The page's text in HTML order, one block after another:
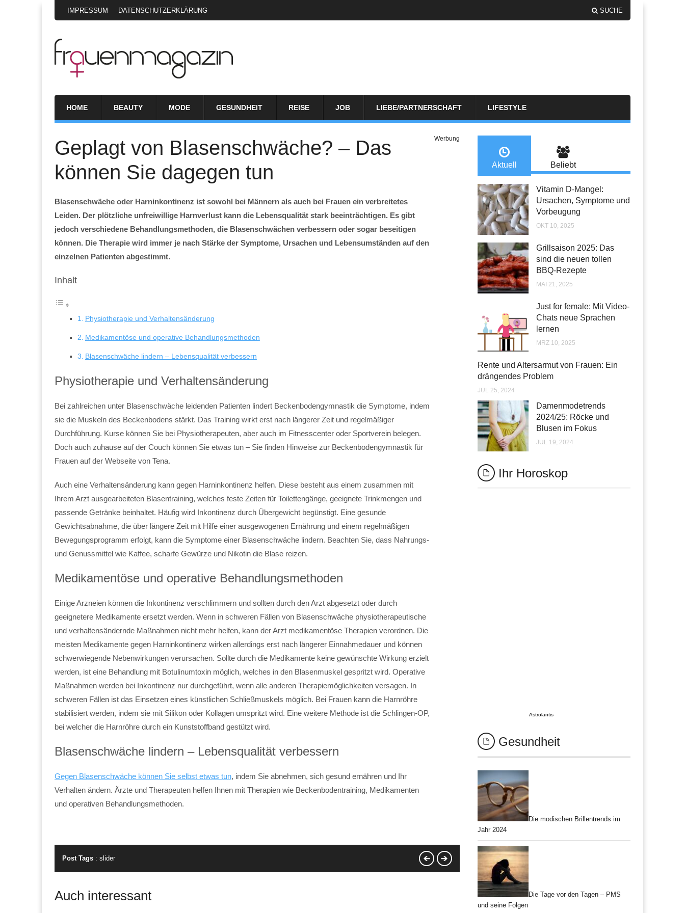
IMPRESSUM DATENSCHUTZERKLÄRUNG SUCHE
HOME BEAUTY MODE GESUNDHEIT REISE JOB LIEBE/PARTNERSCHAFT LIFESTYLE
Geplagt von Blasenschwäche? – Das
können Sie dagegen tun
Werbung
Blasenschwäche oder Harninkontinenz ist sowohl bei Männern als auch bei Frauen ein verbreitetes
Leiden. Der plötzliche unfreiwillige Harnverlust kann die Lebensqualität stark beeinträchtigen. Es gibt
jedoch verschiedene Behandlungsmethoden, die Blasenschwächen verbessern oder sogar beseitigen
können. Die Therapie wird immer je nach Stärke der Symptome, Ursachen und Lebensumständen auf den
einzelnen Patienten abgestimmt.
Inhalt
Physiotherapie und Verhaltensänderung
Medikamentöse und operative Behandlungsmethoden
Blasenschwäche lindern – Lebensqualität verbessern
Physiotherapie und Verhaltensänderung
Bei zahlreichen unter Blasenschwäche leidenden Patienten lindert Beckenbodengymnastik die Symptome, indem
sie die Muskeln des Beckenbodens stärkt. Das Training wirkt erst nach längerer Zeit und regelmäßiger
Durchführung. Kurse können Sie bei Physiotherapeuten, aber auch im Fitnesscenter oder Sportverein belegen.
Doch auch zuhause auf der Couch können Sie etwas tun – Sie finden Hinweise zur Beckenbodengymnastik für
Frauen auf der Webseite von Tena.
Auch eine Verhaltensänderung kann gegen Harninkontinenz helfen. Diese besteht aus einem zusammen mit
Ihrem Arzt ausgearbeiteten Blasentraining, welches feste Zeiten für Toilettengänge, geeignete Trinkmengen und
passende Getränke beinhaltet. Häufig wird Inkontinenz durch Übergewicht begünstigt. Eine gesunde
Gewichtsabnahme, die über längere Zeit mit Hilfe einer ausgewogenen Ernährung und einem regelmäßigen
Bewegungsprogramm erfolgt, kann die Symptome einer Blasenschwäche lindern. Beachten Sie, dass Nahrungs-
und Genussmittel wie Kaffee, scharfe Gewürze und Nikotin die Blase reizen.
Medikamentöse und operative Behandlungsmethoden
Einige Arzneien können die Inkontinenz verschlimmern und sollten durch den Arzt abgesetzt oder durch
geeignetere Medikamente ersetzt werden. Wenn in schweren Fällen von Blasenschwäche physiotherapeutische
und verhaltensändernde Maßnahmen nicht mehr helfen, kann der Arzt medikamentöse Therapien verordnen. Die
meisten Medikamente gegen Harninkontinenz wirken allerdings erst nach längerer Einnahmedauer und können
schwerwiegende Nebenwirkungen verursachen. Sollte durch die Medikamente keine gewünschte Wirkung erzielt
werden, ist eine Behandlung mit Botulinumtoxin möglich, welches in den Blasenmuskel gespritzt wird. Operative
Maßnahmen werden bei Inkontinenz nur durchgeführt, wenn alle anderen Therapiemöglichkeiten versagen. In
schweren Fällen ist das Einsetzen eines künstlichen Schließmuskels möglich. Bei Frauen kann die Harnröhre
stabilisiert werden, indem sie mit Silikon oder Kollagen umspritzt wird. Eine weitere Methode ist die Schlingen-OP,
bei welcher die Harnröhre durch ein Kunststoffband gestützt wird.
Blasenschwäche lindern – Lebensqualität verbessern
Gegen Blasenschwäche können Sie selbst etwas tun, indem Sie abnehmen, sich gesund ernähren und Ihr
Verhalten ändern. Ärzte und Therapeuten helfen Ihnen mit Therapien wie Beckenbodentraining, Medikamenten
und operativen Behandlungsmethoden.
Post Tags : slider
Auch interessant
Aktuell Beliebt
Vitamin D-Mangel:
Ursachen, Symptome und
Vorbeugung
OKT 10, 2025
Grillsaison 2025: Das
sind die neuen tollen
BBQ-Rezepte
MAI 21, 2025
Just for female: Mit Video-
Chats neue Sprachen
lernen
MRZ 10, 2025
Rente und Altersarmut von Frauen: Ein
drängendes Problem
JUL 25, 2024
Damenmodetrends
2024/25: Röcke und
Blusen im Fokus
JUL 19, 2024
Ihr Horoskop
Astrolantis
Gesundheit
Die modischen Brillentrends im
Jahr 2024
Die Tage vor den Tagen – PMS
und seine Folgen